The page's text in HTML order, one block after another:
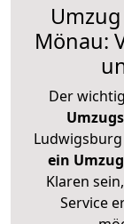
Mönau:
Der
ein
Klaren
Service